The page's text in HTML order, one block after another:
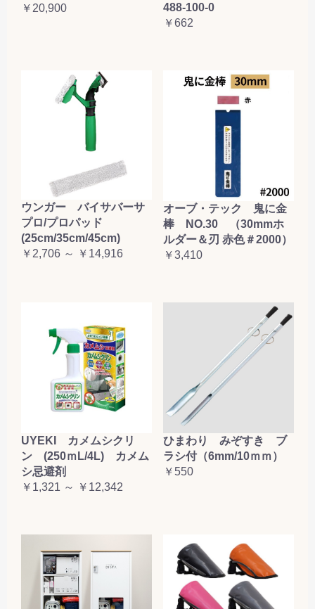
￥20,900
488-100-0
￥662
ウンガー バイサバーサ
プロ/プロパッド
(25cm/35cm/45cm)
￥2,706 ～ ￥14,916
オーブ・テック 鬼に金
棒 NO.30 （30mmホ
ルダー＆刃 赤色＃2000）
￥3,410
UYEKI カメムシクリ
ン (250ｍL/4L) カメム
シ忌避剤
￥1,321 ～ ￥12,342
ひまわり みぞすき ブ
ラシ付（6mm/10ｍｍ）
￥550